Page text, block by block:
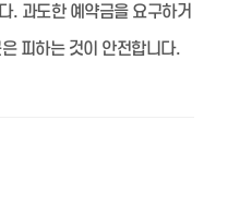
. 과도한 예약금을 요구하거
피하는 것이 안전합니다.